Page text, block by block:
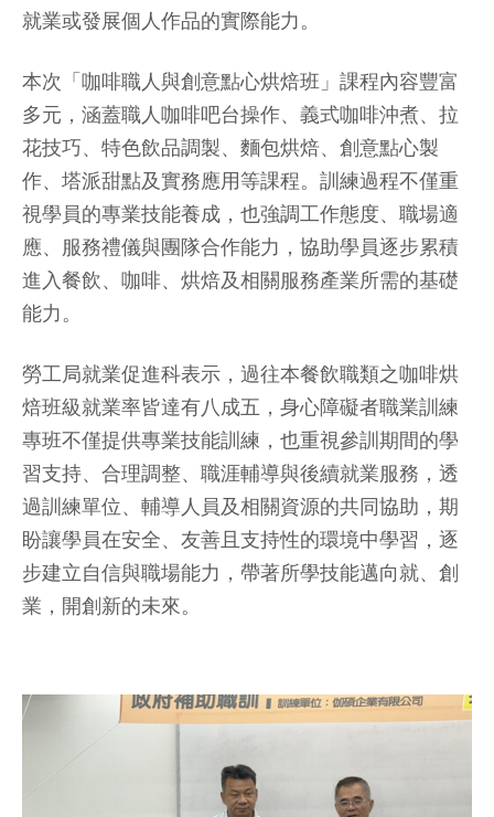
就業或發展個人作品的實際能力。
本次「咖啡職人與創意點心烘焙班」課程內容豐富
多元，涵蓋職人咖啡吧台操作、義式咖啡沖煮、拉
花技巧、特色飲品調製、麵包烘焙、創意點心製
作、塔派甜點及實務應用等課程。訓練過程不僅重
視學員的專業技能養成，也強調工作態度、職場適
應、服務禮儀與團隊合作能力，協助學員逐步累積
進入餐飲、咖啡、烘焙及相關服務產業所需的基礎
能力。
勞工局就業促進科表示，過往本餐飲職類之咖啡烘
焙班級就業率皆達有八成五，身心障礙者職業訓練
專班不僅提供專業技能訓練，也重視參訓期間的學
習支持、合理調整、職涯輔導與後續就業服務，透
過訓練單位、輔導人員及相關資源的共同協助，期
盼讓學員在安全、友善且支持性的環境中學習，逐
步建立自信與職場能力，帶著所學技能邁向就、創
業，開創新的未來。